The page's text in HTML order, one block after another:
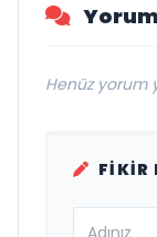
Henüz yorum
FIKIR